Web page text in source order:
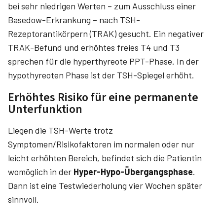
bei sehr niedrigen Werten – zum Ausschluss einer
Basedow-Erkrankung – nach TSH-
Rezeptorantikörpern (TRAK) gesucht. Ein negativer
TRAK-Befund und erhöhtes freies T4 und T3
sprechen für die hyperthyreote PPT-Phase. In der
hypothyreoten Phase ist der TSH-Spiegel erhöht.
Erhöhtes Risiko für eine permanente
Unterfunktion
Liegen die TSH-Werte trotz
Symptomen/Risikofaktoren im normalen oder nur
leicht erhöhten Bereich, befindet sich die Patientin
womöglich in der Hyper-Hypo-Übergangsphase.
Dann ist eine Testwiederholung vier Wochen später
sinnvoll.